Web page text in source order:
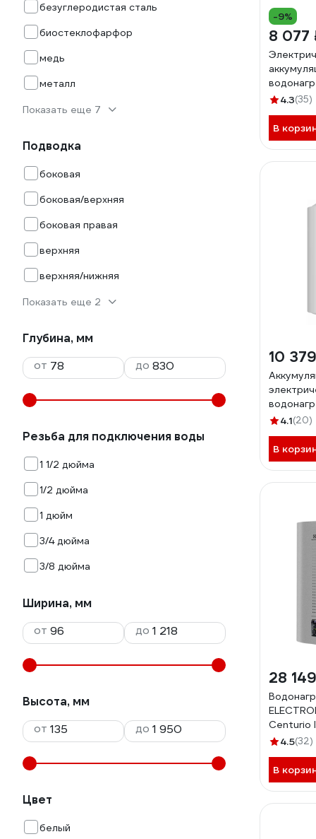
безуглеродистая сталь
биостеклофарфор
медь
металл
Показать еще 7
Подводка
боковая
боковая/верхняя
боковая правая
верхняя
верхняя/нижняя
Показать еще 2
Глубина, мм
от
до
Резьба для подключения воды
1 1/2 дюйма
1/2 дюйма
1 дюйм
3/4 дюйма
3/8 дюйма
Ширина, мм
от
до
Высота, мм
от
до
Цвет
белый
-9%
8 077
4.3(35)
В
10
Nova 50
4.1(20)
В
28
Centurio
НС-4.5(32)
В